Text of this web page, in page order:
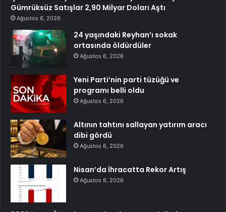
Gümrüksüz Satışlar 2,90 Milyar Doları Aştı
Ağustos 6, 2026
24 yaşındaki Reyhan’ı sokak
ortasında öldürdüler
Ağustos 6, 2026
Yeni Parti’nin parti tüzüğü ve
programı belli oldu
Ağustos 6, 2026
Altının tahtını sallayan yatırım aracı
dibi gördü
Ağustos 6, 2026
Nisan’da İhracatta Rekor Artış
Ağustos 6, 2026